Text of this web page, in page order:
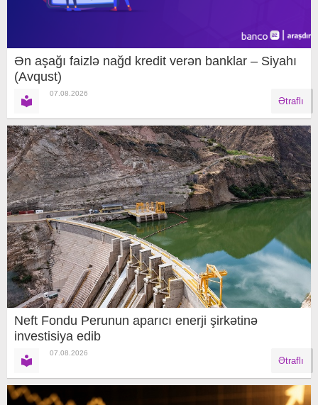
Ən aşağı faizlə nağd kredit verən banklar – Siyahı
(Avqust)
07.08.2026
Ətraflı
Neft Fondu Perunun aparıcı enerji şirkətinə
investisiya edib
07.08.2026
Ətraflı